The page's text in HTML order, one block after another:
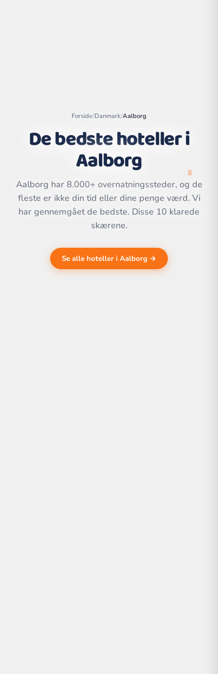
Leaflet
OpenStreetMap
contributors | ©
Forside/Danmark/Aalborg
De bedste hoteller i
Aalborg
Aalborg har 8.000+ overnatningssteder, og de
fleste er ikke din tid eller dine penge værd. Vi
har gennemgået de bedste. Disse 10 klarede
skærene.
Se alle hoteller i Aalborg →